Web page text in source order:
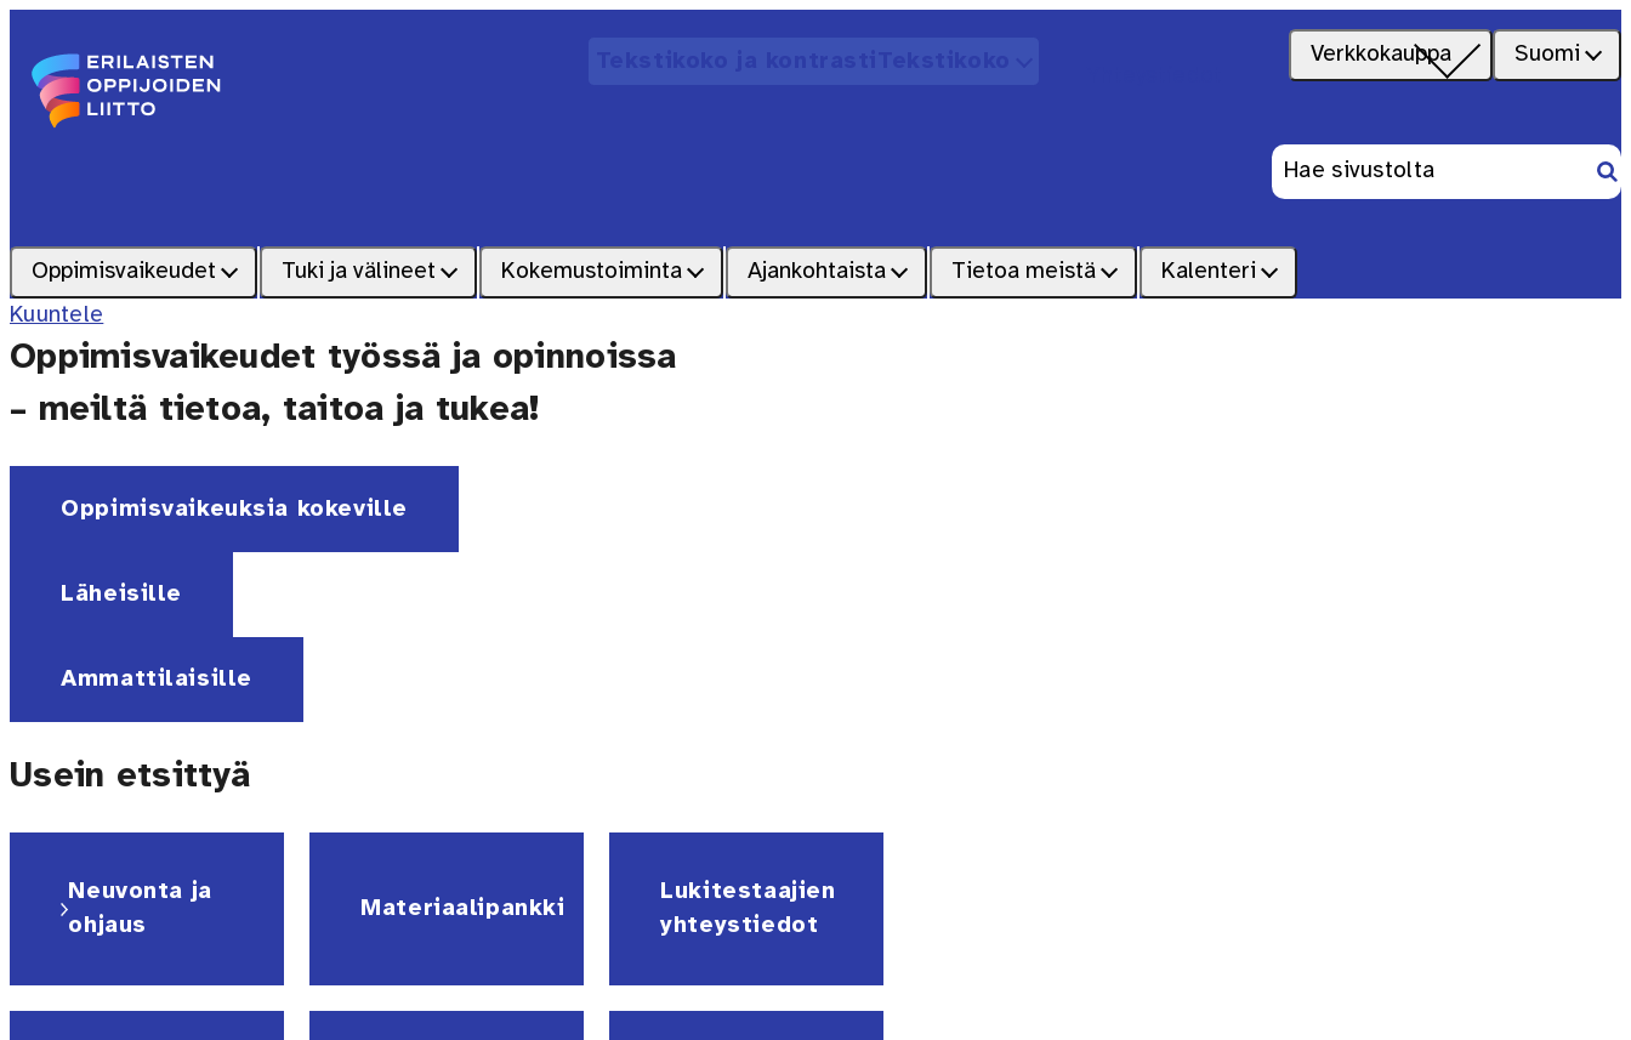
Verkkokauppa Suomi
Oppimisvaikeudet Tuki ja välineet Kokemustoiminta Ajankohtaista Tietoa meistä Kalenteri
Haku:
Kuuntele
Oppimisvaikeudet työssä ja opinnoissa
– meiltä tietoa, taitoa ja tukea!
Oppimisvaikeuksia kokeville
Läheisille
Ammattilaisille
Usein etsittyä
Neuvonta ja
ohjaus
Materiaalipankki
Lukitestaajien
yhteystiedot